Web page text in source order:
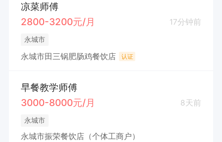
凉菜师傅
2800-3200元/月
17分钟前
永城市
永城市田三锅肥肠鸡餐饮店 认证
早餐教学师傅
3000-8000元/月
8天前
永城市
永城市振荣餐饮店（个体工商户）